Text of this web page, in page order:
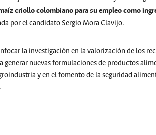
criollo colombiano para su empleo como
por el candidato Sergio Mora Clavijo.
la investigación en la valorización de los
generar nuevas formulaciones de productos
y en el fomento de la seguridad